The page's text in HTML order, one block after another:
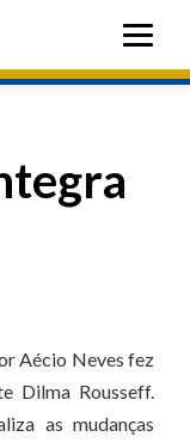
Aécio Neves fez
Dilma Rousseff.
as mudanças